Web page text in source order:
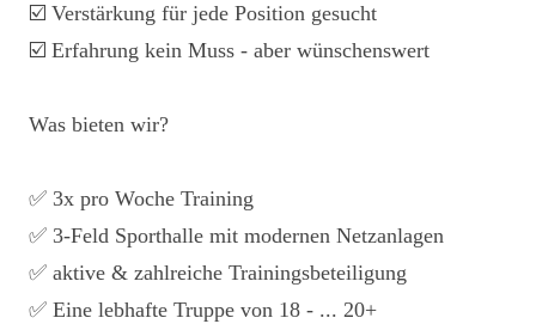
☑️ Verstärkung für jede Position gesucht
☑️ Erfahrung kein Muss - aber wünschenswert
Was bieten wir?
✅️ 3x pro Woche Training
✅️ 3-Feld Sporthalle mit modernen Netzanlagen
✅️ aktive & zahlreiche Trainingsbeteiligung
✅️ Eine lebhafte Truppe von 18 - ... 20+